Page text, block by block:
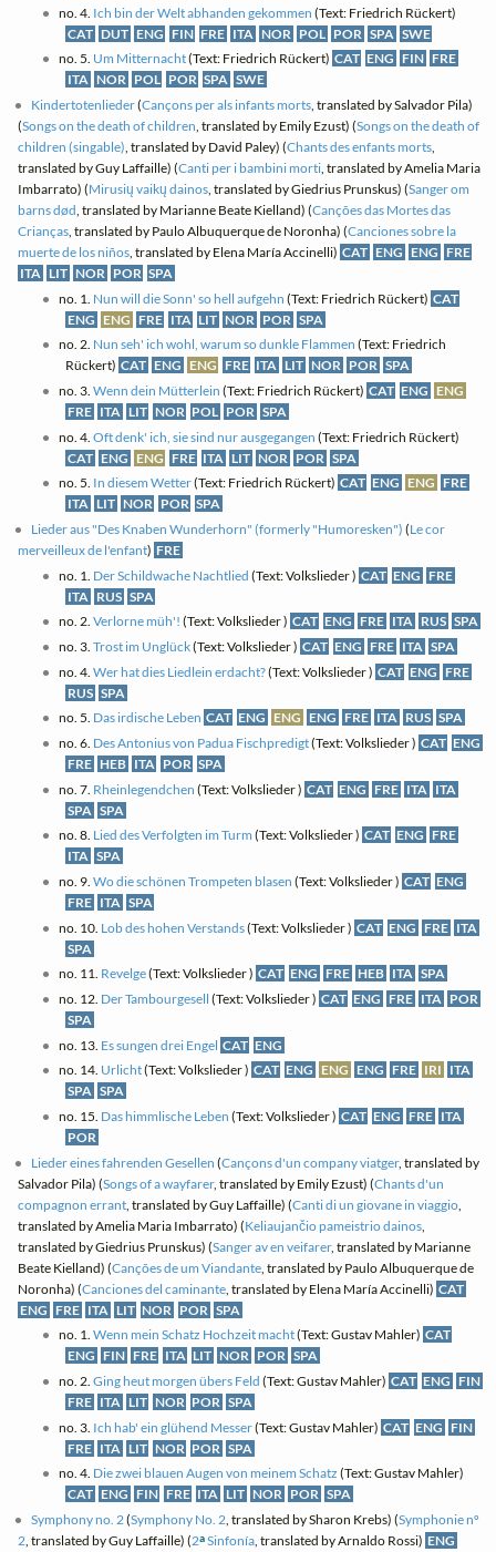
no. 4. Ich bin der Welt abhanden gekommen (Text: Friedrich Rückert)
CAT DUT ENG FIN FRE ITA NOR POL POR SPA SWE
no. 5. Um Mitternacht(Text: Friedrich Rückert) CAT ENG FIN FRE
ITA NOR POL POR SPA SWE
Kindertotenlieder(Cançons per als infants morts , translated by Salvador Pila)
(Songs on the death of children , translated by Emily Ezust) (Songs on the death of
children (singable) , translated by David Paley) (Chants des enfants morts
translated by Guy Laffaille) (Canti per i bambini morti , translated by Amelia Maria
Imbarrato) (Mirusių vaikų dainos , translated by Giedrius Prunskus) (Sanger om
barns død , translated by Marianne Beate Kielland) (Canções das Mortes das
Crianças , translated by Paulo Albuquerque de Noronha) (Canciones sobre la
muerte de los niños , translated by Elena María Accinelli) CAT ENG ENG FRE
ITA LIT NOR POR SPA
no. 1. Nun will die Sonn' so hell aufgehn (Text: Friedrich Rückert) CAT
ENG ENG FRE ITA LIT NOR POR SPA
no. 2. Nun seh' ich wohl, warum so dunkle Flammen (Text: Friedrich
Rückert) CAT ENG ENG FRE ITA LIT NOR POR SPA
no. 3. Wenn dein Mütterlein (Text: Friedrich Rückert) CAT ENG ENG
FRE ITA LIT NOR POL POR SPA
no. 4. Oft denk' ich, sie sind nur ausgegangen (Text: Friedrich Rückert)
CAT ENG ENG FRE ITA LIT NOR POR SPA
no. 5. In diesem Wetter(Text: Friedrich Rückert) CAT ENG ENG FRE
ITA LIT NOR POR SPA
Lieder aus "Des Knaben Wunderhorn" (formerly "Humoresken") (Le cor
merveilleux de l'enfant) FRE
no. 1. Der Schildwache Nachtlied (Text: Volkslieder ) CAT ENG FRE
ITA RUS SPA
no. 2. Verlorne müh'! (Text: Volkslieder ) CAT ENG FRE ITA RUS SPA
no. 3. Trost im Unglück(Text: Volkslieder ) CAT ENG FRE ITA SPA
no. 4. Wer hat dies Liedlein erdacht?(Text: Volkslieder ) CAT ENG FRE
RUS SPA
no. 5. Das irdische Leben CAT ENG ENG ENG FRE ITA RUS SPA
no. 6. Des Antonius von Padua Fischpredigt(Text: Volkslieder ) CAT ENG
FRE HEB ITA POR SPA
no. 7. Rheinlegendchen (Text: Volkslieder ) CAT ENG FRE ITA ITA
SPA SPA
no. 8. Lied des Verfolgten im Turm (Text: Volkslieder ) CAT ENG FRE
ITA SPA
no. 9. Wo die schönen Trompeten blasen (Text: Volkslieder ) CAT ENG
FRE ITA SPA
no. 10. Lob des hohen Verstands(Text: Volkslieder ) CAT ENG FRE ITA
SPA
no. 11. Revelge(Text: Volkslieder ) CAT ENG FRE HEB ITA SPA
no. 12. Der Tambourgesell (Text: Volkslieder ) CAT ENG FRE ITA POR
SPA
no. 13. Es sungen drei Engel CAT ENG
no. 14. Urlicht(Text: Volkslieder ) CAT ENG ENG ENG FRE IRI ITA
SPA SPA
no. 15. Das himmlische Leben (Text: Volkslieder ) CAT ENG FRE ITA
POR
Lieder eines fahrenden Gesellen (Cançons d'un company viatger, translated by
Salvador Pila) (Songs of a wayfarer, translated by Emily Ezust) (Chants d'un
compagnon errant , translated by Guy Laffaille) (Canti di un giovane in viaggio
translated by Amelia Maria Imbarrato) (Keliaujančio pameistrio dainos
translated by Giedrius Prunskus) (Sanger av en veifarer, translated by Marianne
Beate Kielland) (Canções de um Viandante , translated by Paulo Albuquerque de
Noronha) (Canciones del caminante , translated by Elena María Accinelli) CAT
ENG FRE ITA LIT NOR POR SPA
no. 1. Wenn mein Schatz Hochzeit macht(Text: Gustav Mahler) CAT
ENG FIN FRE ITA LIT NOR POR SPA
no. 2. Ging heut morgen übers Feld (Text: Gustav Mahler) CAT ENG FIN
FRE ITA LIT NOR POR SPA
no. 3. Ich hab' ein glühend Messer(Text: Gustav Mahler) CAT ENG FIN
FRE ITA LIT NOR POR SPA
no. 4. Die zwei blauen Augen von meinem Schatz (Text: Gustav Mahler)
CAT ENG FIN FRE ITA LIT NOR POR SPA
Symphony no. 2(Symphony No. 2, translated by Sharon Krebs) (Symphonie nº
2, translated by Guy Laffaille) (2aSinfonía, translated by Arnaldo Rossi) ENG